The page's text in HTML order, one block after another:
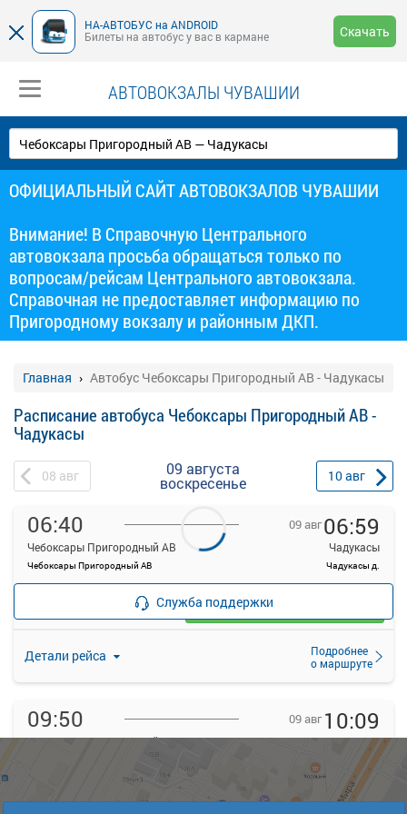
НА-АВТОБУС на ANDROID
Билеты на автобус у вас в кармане
Скачать
АВТОВОКЗАЛЫ ЧУВАШИИ
ОФИЦИАЛЬНЫЙ САЙТ АВТОВОКЗАЛОВ ЧУВАШИИ
Внимание! В Справочную Центрального
автовокзала просьба обращаться только по
вопросам/рейсам Центрального автовокзала.
Справочная не предоставляет информацию по
Пригородному вокзалу и районным ДКП.
Главная Автобус Чебоксары Пригородный АВ - Чадукасы
Расписание автобуса Чебоксары Пригородный АВ -
Чадукасы
08 авг 09 августа
воскресенье 10авг
06:40
Чебоксары Пригородный АВ
Чебоксары Пригородный АВ
09 авг06:59
Чадукасы
Чадукасы д.
Детали рейса
Подробнее
о маршруте
—
Загрузить цену
09:50
Чебоксары Пригородный АВ
Чебоксары Пригородный АВ
09 авг 10:09
Чадукасы
Чадукасы д.
Загрузить цену
Служба поддержки